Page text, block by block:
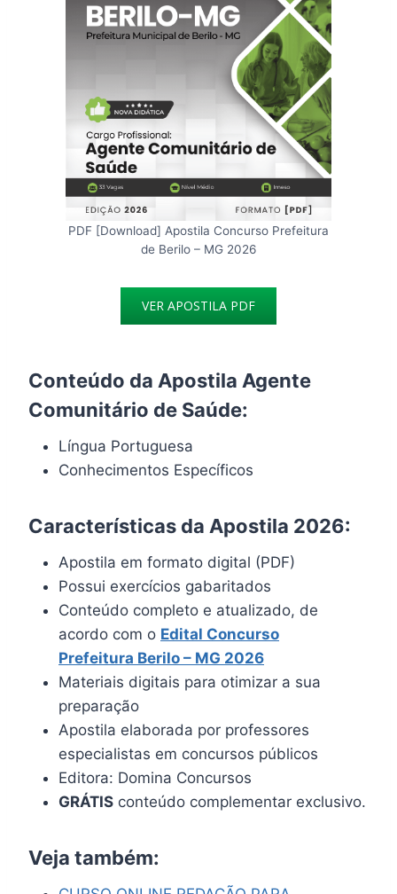
PDF [Download] Apostila Concurso Prefeitura
de Berilo – MG 2026
VER APOSTILA PDF
Conteúdo da Apostila Agente
Comunitário de Saúde:
Língua Portuguesa
Conhecimentos Específicos
Características da Apostila 2026:
Apostila em formato digital (PDF)
Possui exercícios gabaritados
Conteúdo completo e atualizado, de
acordo com o Edital Concurso
Prefeitura Berilo – MG 2026
Materiais digitais para otimizar a sua
preparação
Apostila elaborada por professores
especialistas em concursos públicos
Editora: Domina Concursos
GRÁTIS conteúdo complementar exclusivo.
Veja também: